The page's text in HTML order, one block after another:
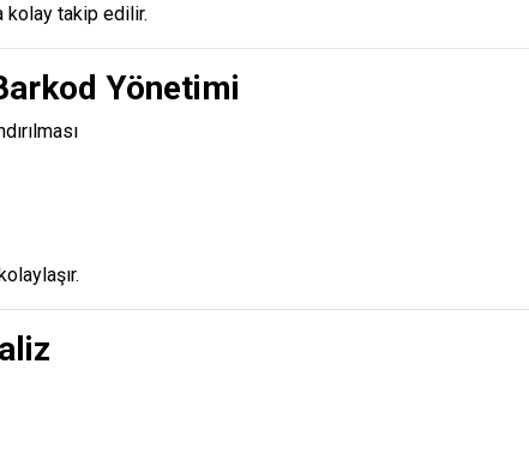
kolay takip edilir.
Yönetimi